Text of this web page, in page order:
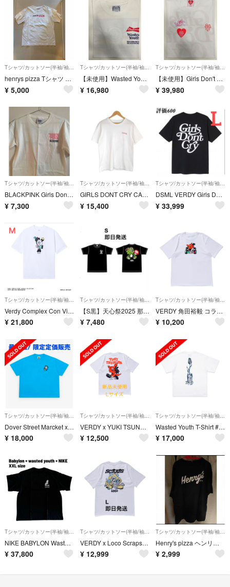
Tシャツ/カットソー(半袖/袖なし)
henrys pizza Tシャツ verdy wastedyouth
¥ 5,000
Tシャツ/カットソー(半袖/袖なし)
【未使用】Wasted Youth × Budweiser Tシャツ
¥ 16,980
Tシャツ/カットソー(半袖/袖なし)
【未使用】Girls Don't Cry Tシャツ
¥ 39,980
Tシャツ/カットソー(半袖/袖なし)
BLACKPINK Girls Don't Cry コラボTシャツ
¥ 7,300
Tシャツ/カットソー(半袖/袖なし)
GIRLS DONT CRY CAREERING LOGO TEE WHITE サイズM
¥ 15,400
Tシャツ/カットソー(半袖/袖なし)
DSML VERDY Girls Don't Cry Logo Tee 黒 L
¥ 33,999
Verdy Complex Con Vick Tee ベルディ ビック Tシャツ
¥ 21,800
【S黒】天心祭2025 那須川天心 × VERDY ケラップ Tシャツ
¥ 7,480
VERDY 角田裕毅 コラボ Tシャツ ホワイト XXLサイズ 新品未使用
¥ 10,200
Dover Street Marcket x VERDY Vick Tee
¥ 18,000
VERDY x YUKI TSUNODA Tee "White"
¥ 12,500
Wasted Youth T-Shirt #3 OTSUMO Gray 2XL
¥ 17,000
Tシャツ/カットソー(半袖/袖なし)
NIKE BABYLON Wasted Youth Tシャツ XXL verdy
¥ 37,800
Tシャツ/カットソー(半袖/袖なし)
VERDY x Loco Scraps Tee "White" L
¥ 12,999
Tシャツ/カットソー(半袖/袖なし)
Henry's pizza ヘンリーズピザ verdy Tシャツ 2XL
¥ 2,999